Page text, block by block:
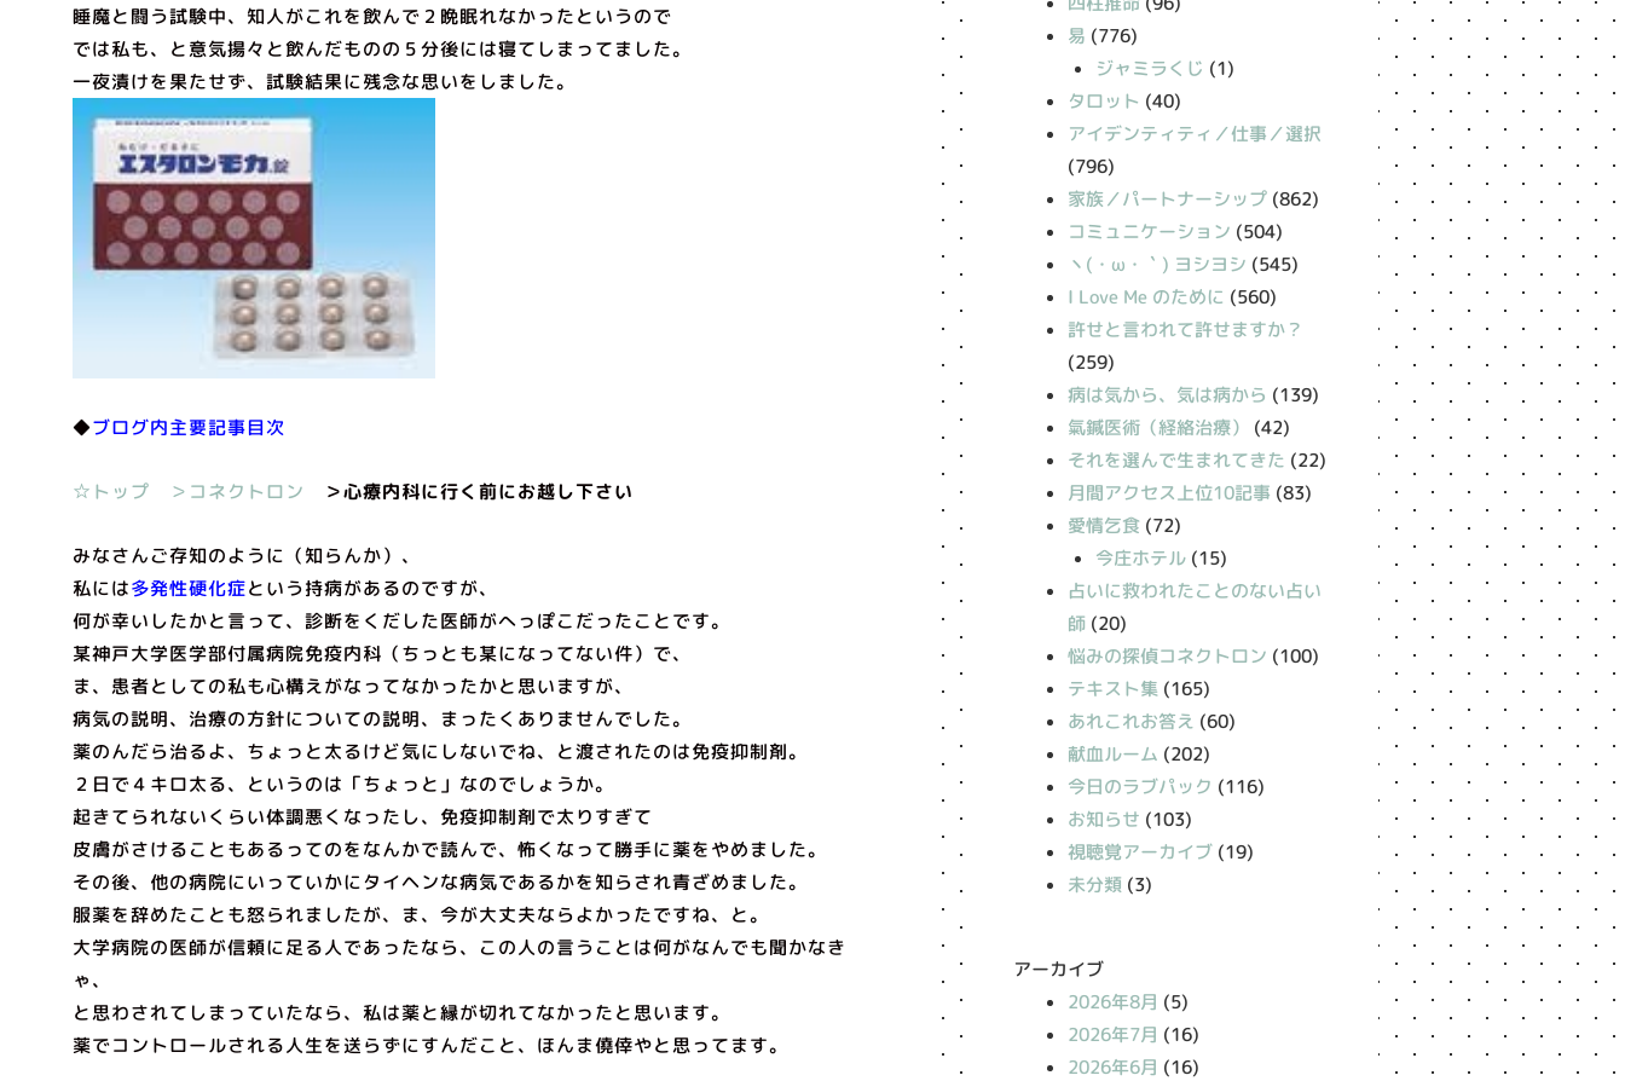
睡魔と闘う試験中、知人がこれを飲んで２晩眠れなかったというので
では私も、と意気揚々と飲んだものの５分後には寝てしまってました。
一夜漬けを果たせず、試験結果に残念な思いをしました。
◆ブログ内主要記事目次
☆トップ ＞コネクトロン ＞心療内科に行く前にお越し下さい
みなさんご存知のように（知らんか）、
私には多発性硬化症という持病があるのですが、
何が幸いしたかと言って、診断をくだした医師がへっぽこだったことです。
某神戸大学医学部付属病院免疫内科（ちっとも某になってない件）で、
ま、患者としての私も心構えがなってなかったかと思いますが、
病気の説明、治療の方針についての説明、まったくありませんでした。
薬のんだら治るよ、ちょっと太るけど気にしないでね、と渡されたのは免疫抑制剤。
２日で４キロ太る、というのは「ちょっと」なのでしょうか。
起きてられないくらい体調悪くなったし、免疫抑制剤で太りすぎて
皮膚がさけることもあるってのをなんかで読んで、怖くなって勝手に薬をやめました。
その後、他の病院にいっていかにタイヘンな病気であるかを知らされ青ざめました。
服薬を辞めたことも怒られましたが、ま、今が大丈夫ならよかったですね、と。
大学病院の医師が信頼に足る人であったなら、この人の言うことは何がなんでも聞かなき
ゃ、
と思わされてしまっていたなら、私は薬と縁が切れてなかったと思います。
薬でコントロールされる人生を送らずにすんだこと、ほんま僥倖やと思ってます。
易 (776)
ジャミラくじ (1)
タロット (40)
アイデンティティ／仕事／選択
(796)
家族／パートナーシップ (862)
コミュニケーション (504)
丶(・ω・｀) ヨシヨシ (545)
I Love Me のために (560)
許せと言われて許せますか？
(259)
病は気から、気は病から (139)
氣鍼医術（経絡治療）
(42)
それを選んで生まれてきた (22)
月間アクセス上位10記事 (83)
愛情乞食 (72)
今庄ホテル(15)
占いに救われたことのない占い
師 (20)
悩みの探偵コネクトロン (100)
テキスト集 (165)
あれこれお答え (60)
献血ルーム (202)
今日のラブパック (116)
お知らせ (103)
視聴覚アーカイブ (19)
未分類 (3)
アーカイブ
2026年8月 (5)
2026年7月 (16)
2026年6月 (16)